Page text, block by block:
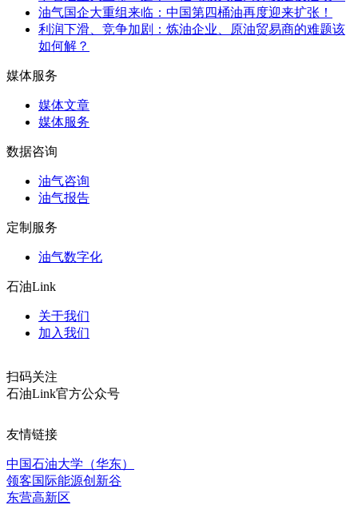
油气国企大重组来临：中国第四桶油再度迎来扩张！
利润下滑、竞争加剧：炼油企业、原油贸易商的难题该
如何解？
媒体服务
媒体文章
媒体服务
数据咨询
油气咨询
油气报告
定制服务
油气数字化
石油Link
关于我们
加入我们
扫码关注
石油Link官方公众号
友情链接
中国石油大学（华东）
领客国际能源创新谷
东营高新区